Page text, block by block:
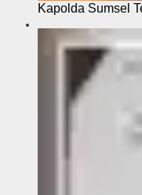
Kapolda Sumsel